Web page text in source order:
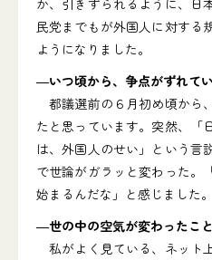
民党までもが外国人に対する
ようになりました。
―いつ頃から、争点がずれて
都議選前の６月初め頃から
たと思っています。突然、「
は、外国人のせい」という言
で世論がガラッと変わった。
始まるんだな」と感じました。
―世の中の空気が変わったこ
私がよく見ている、ネット